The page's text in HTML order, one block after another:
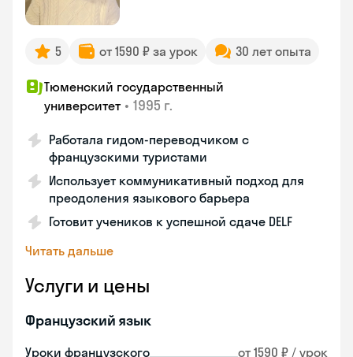
5 от 1590 ₽ за урок 30 лет опыта
Тюменский государственный
университет • 1995 г.
Работала гидом-переводчиком с
французскими туристами
Использует коммуникативный подход для
преодоления языкового барьера
Готовит учеников к успешной сдаче DELF
Читать дальше
Услуги и цены
Французский язык
Уроки французского от 1590 ₽ / урок